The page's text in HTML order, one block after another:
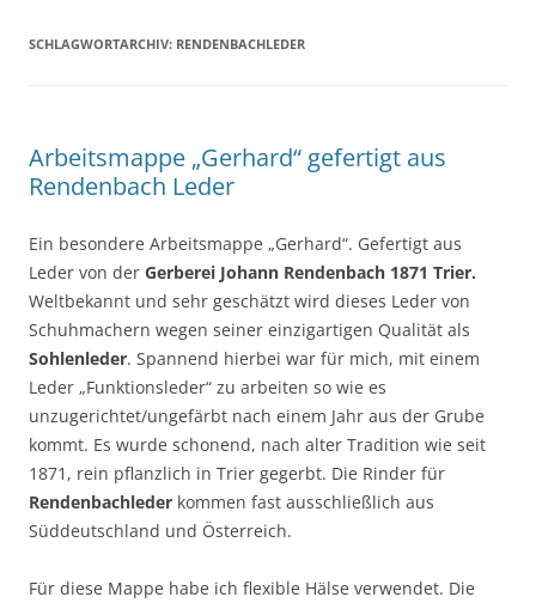
SCHLAGWORTARCHIV: RENDENBACHLEDER
Arbeitsmappe „Gerhard“ gefertigt aus
Rendenbach Leder
Ein besondere Arbeitsmappe „Gerhard“. Gefertigt aus
Leder von der Gerberei Johann Rendenbach 1871 Trier.
Weltbekannt und sehr geschätzt wird dieses Leder von
Schuhmachern wegen seiner einzigartigen Qualität als
Sohlenleder. Spannend hierbei war für mich, mit einem
Leder „Funktionsleder“ zu arbeiten so wie es
unzugerichtet/ungefärbt nach einem Jahr aus der Grube
kommt. Es wurde schonend, nach alter Tradition wie seit
1871, rein pflanzlich in Trier gegerbt. Die Rinder für
Rendenbachleder kommen fast ausschließlich aus
Süddeutschland und Österreich.
Für diese Mappe habe ich flexible Hälse verwendet. Die